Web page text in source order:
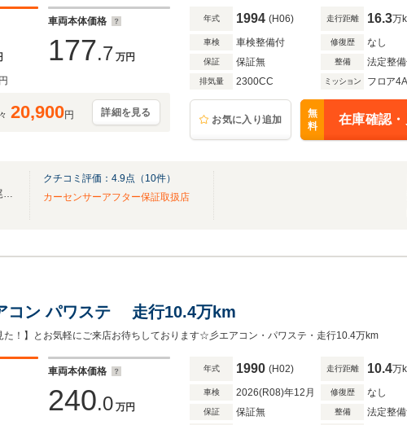
車両本体価格
177.7 万円
20,900円 詳細を見る
年式 1994 (H06) 走行距離 16.3万
車検 車検整備付 修復歴 なし
保証 保証無 整備 法定整
排気量 2300CC ミッション フロア
お気に入り追加
無
料
在庫確認
【ヤスジドウシャ 本店】です！名古屋市守山区と尾張旭市の境に店舗がございます。
クチコミ評価： 4.9点（ 10件）
カーセンサーアフター保証取扱店
コン パワステ 走行10.4万km
た！】とお気軽にご来店お待ちしております☆彡エアコン・パワステ・走行10.4万km
車両本体価格
240.0 万円
年式 1990 (H02) 走行距離 10.4万
車検 2026(R08)年12月 修復歴 なし
保証 保証無 整備 法定整